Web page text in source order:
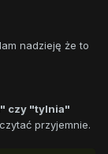
nadzieję że to
czy "tylnia"
przyjemnie.